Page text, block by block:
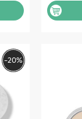
kr 479.
-20%